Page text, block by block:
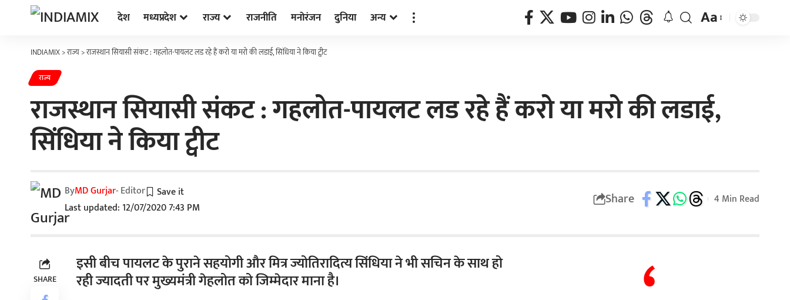
देश मध्यप्रदेश राज्य राजनीति मनोरंजन दुनिया अन्य Aa
INDIAMIX>राज्य>राजस्थान सियासी संकट : गहलोत-पायलट लड रहे हैं करो या मरो की लडाई, सिंधिया ने किया ट्वीट
राज्य
राजस्थान सियासी संकट : गहलोत-पायलट लड रहे हैं करो या मरो की लडाई,
सिंधिया ने किया ट्वीट
Last updated: 12/07/2020 7:43 PM
ByMD Gurjar- Editor Share 4 Min Read
SHARE
इसी बीच पायलट के पुराने सहयोगी और मित्र ज्योतिरादित्य सिंधिया ने भी सचिन के साथ हो
रही ज्यादती पर मुख्यमंत्री गेहलोत को जिम्मेदार माना है।